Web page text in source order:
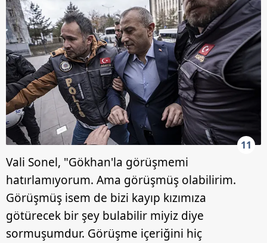
11
Vali Sonel, "Gökhan'la görüşmemi
hatırlamıyorum. Ama görüşmüş olabilirim.
Görüşmüş isem de bizi kayıp kızımıza
götürecek bir şey bulabilir miyiz diye
sormuşumdur. Görüşme içeriğini hiç